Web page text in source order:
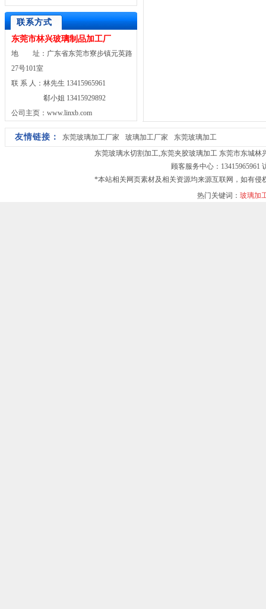
砂，电脑车花及热弯玻璃。并承接超小
尺寸玻璃加工。
联系方式
东莞市林兴玻璃制品加工厂
地 址：广东省东莞市寮步镇元英路
27号101室
联 系 人：林先生 13415965961
郗小姐 13415929892
公司主页：www.linxb.com
友情链接： 东莞玻璃加工厂家 玻璃加工厂家
东莞玻璃加工
东莞玻璃水切割加工,东莞夹胶玻璃加工东莞市东城林
顾客服务中心：13415965961
*本站相关网页素材及相关资源均来源互联网，如有
热门关键词： 玻璃加